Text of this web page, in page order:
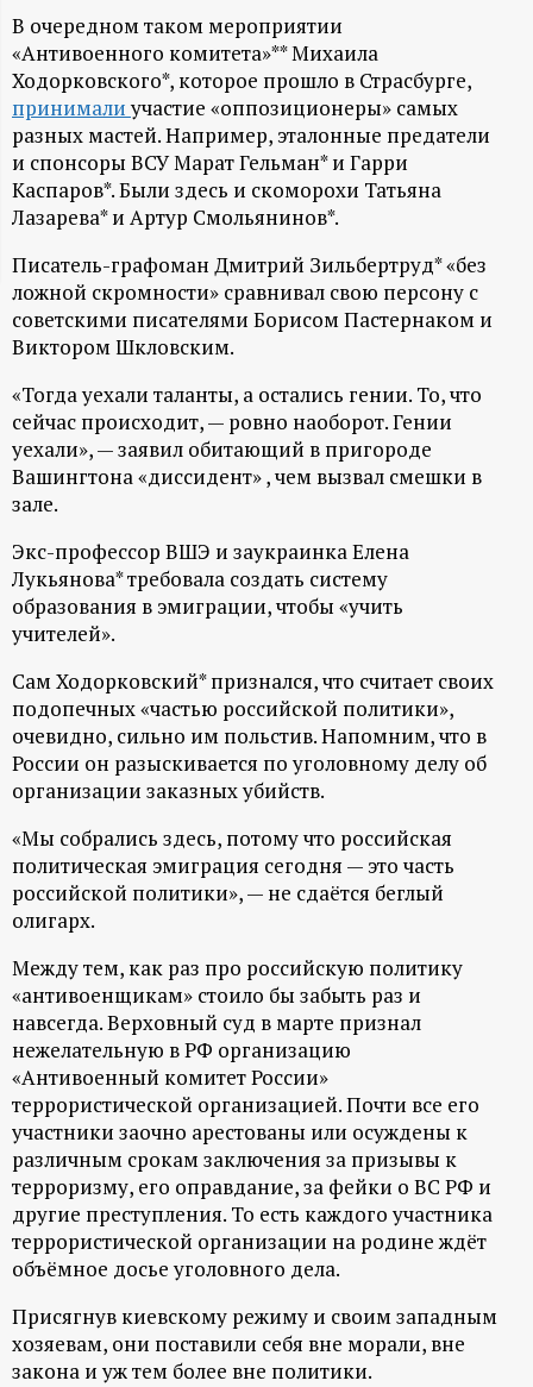
ф
о
р
м
а
ц
и
о
н
н
ы
й
п
о
р
т
а
л
В очередном таком мероприятии
«Антивоенного комитета»** Михаила
Ходорковского*, которое прошло в Страсбурге,
принималиучастие «оппозиционеры» самых
разных мастей. Например, эталонные предатели
и спонсоры ВСУ Марат Гельман* и Гарри
Каспаров*. Были здесь и скоморохи Татьяна
Лазарева* и Артур Смольянинов*.
Писатель-графоман Дмитрий Зильбертруд* «без
ложной скромности» сравнивал свою персону с
советскими писателями Борисом Пастернаком и
Виктором Шкловским.
«Тогда уехали таланты, а остались гении. То, что
сейчас происходит, — ровно наоборот. Гении
уехали», — заявил обитающий в пригороде
Вашингтона «диссидент» , чем вызвал смешки в
зале.
Экс-профессор ВШЭ и заукраинка Елена
Лукьянова* требовала создать систему
образования в эмиграции, чтобы «учить
учителей».
Сам Ходорковский* признался, что считает своих
подопечных «частью российской политики»,
очевидно, сильно им польстив. Напомним, что в
России он разыскивается по уголовному делу об
организации заказных убийств.
«Мы собрались здесь, потому что российская
политическая эмиграция сегодня — это часть
российской политики», — не сдаётся беглый
олигарх.
Между тем, как раз про российскую политику
«антивоенщикам» стоило бы забыть раз и
навсегда. Верховный суд в марте признал
нежелательную в РФ организацию
«Антивоенный комитет России»
террористической организацией. Почти все его
участники заочно арестованы или осуждены к
различным срокам заключения за призывы к
терроризму, его оправдание, за фейки о ВС РФ и
другие преступления. То есть каждого участника
террористической организации на родине ждёт
объёмное досье уголовного дела.
Присягнув киевскому режиму и своим западным
хозяевам, они поставили себя вне морали, вне
закона и уж тем более вне политики.